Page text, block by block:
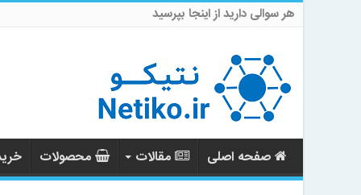
هر سوالی دارید از اینجا بپرسید
صفحه اصلی مقالات محصولات